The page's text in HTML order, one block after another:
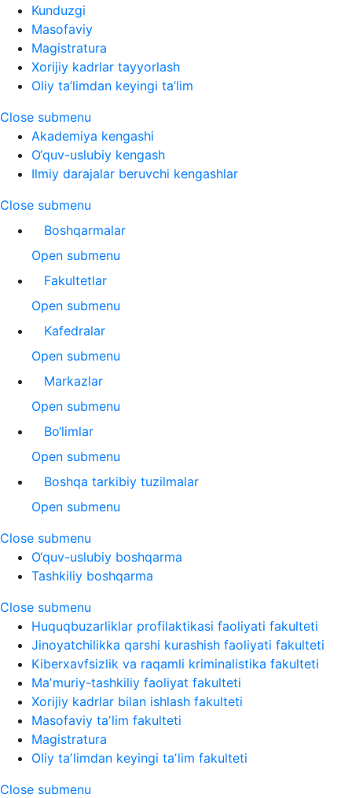
Kunduzgi
Masofaviy
Magistratura
Xorijiy kadrlar tayyorlash
Oliy ta’limdan keyingi ta’lim
Close submenu
Akademiya kengashi
O‘quv-uslubiy kengash
Ilmiy darajalar beruvchi kengashlar
Close submenu
Boshqarmalar
Open submenu
Fakultetlar
Open submenu
Kafedralar
Open submenu
Markazlar
Open submenu
Bo‘limlar
Open submenu
Boshqa tarkibiy tuzilmalar
Open submenu
Close submenu
O‘quv-uslubiy boshqarma
Tashkiliy boshqarma
Close submenu
Huquqbuzarliklar profilaktikasi faoliyati fakulteti
Jinoyatchilikka qarshi kurashish faoliyati fakulteti
Kiberxavfsizlik va raqamli kriminalistika fakulteti
Maʼmuriy-tashkiliy faoliyat fakulteti
Xorijiy kadrlar bilan ishlash fakulteti
Masofaviy taʼlim fakulteti
Magistratura
Oliy taʼlimdan keyingi taʼlim fakulteti
Close submenu